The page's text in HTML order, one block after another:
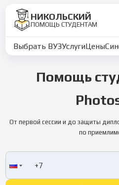
НИКОЛЬСКИЙ
ПОМОЩЬ СТУДЕНТАМ
Выбрать ВУЗУслугиЦены
Помощь
От первой сессии и до защиты
по